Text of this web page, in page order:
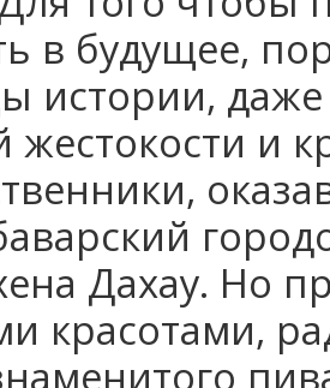
в будущее,
истории,
жестокости и
Дахау. Но
красотами,